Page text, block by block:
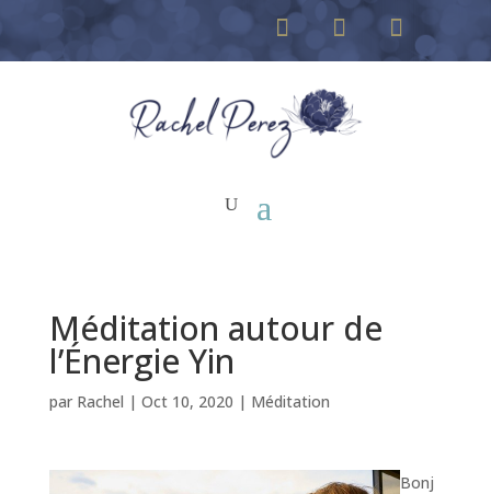
Méditation autour de
l’Énergie Yin
par Rachel | Oct 10, 2020 | Méditation
Bonj